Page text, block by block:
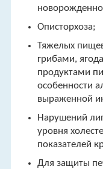
Описторхоза;
Тяжелых
грибами,
продуктами
особенности
выраженной
Нарушений
уровня
показателей
Для защиты